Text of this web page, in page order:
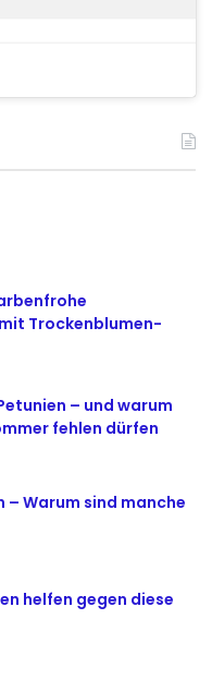
Trockenblumen-
– und warum
fehlen dürfen
– Warum sind manche
helfen gegen diese